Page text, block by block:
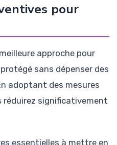
pour
approche pour
sans dépenser des
adoptant des mesures
réduirez significativement
essentielles à mettre en